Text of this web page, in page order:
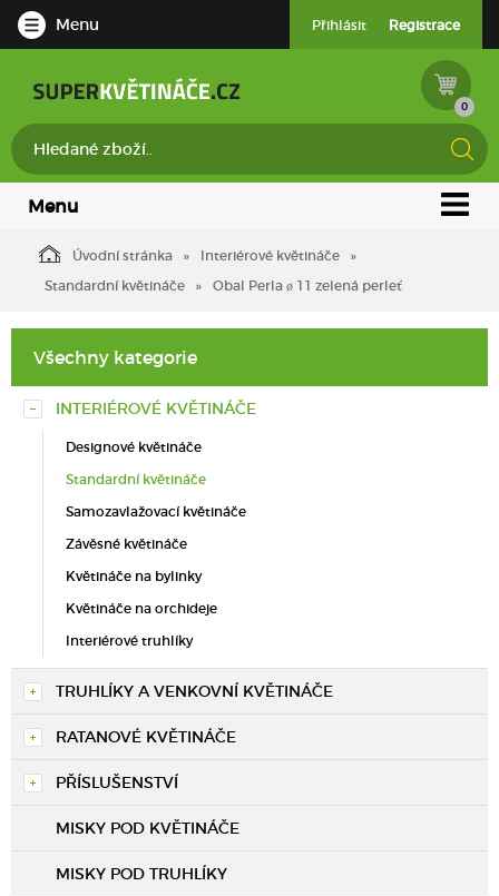
Menu Přihlásit Registrace
0
Menu
Úvodní stránka
Interiérové květináče
Standardní květináče
Obal Perla ø 11 zelená perleť
Všechny kategorie
INTERIÉROVÉ KVĚTINÁČE
Designové květináče
Standardní květináče
Samozavlažovací květináče
Závěsné květináče
Květináče na bylinky
Květináče na orchideje
Interiérové truhlíky
TRUHLÍKY A VENKOVNÍ KVĚTINÁČE
RATANOVÉ KVĚTINÁČE
PŘÍSLUŠENSTVÍ
MISKY POD KVĚTINÁČE
MISKY POD TRUHLÍKY